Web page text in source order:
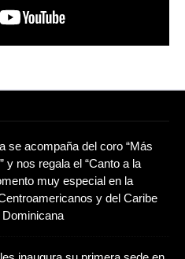
se acompaña del coro “Más
y nos regala el “Canto a la
muy especial en la
y del Caribe